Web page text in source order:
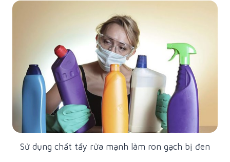
Sử dụng chất tẩy rửa mạnh làm ron gạch bị đen